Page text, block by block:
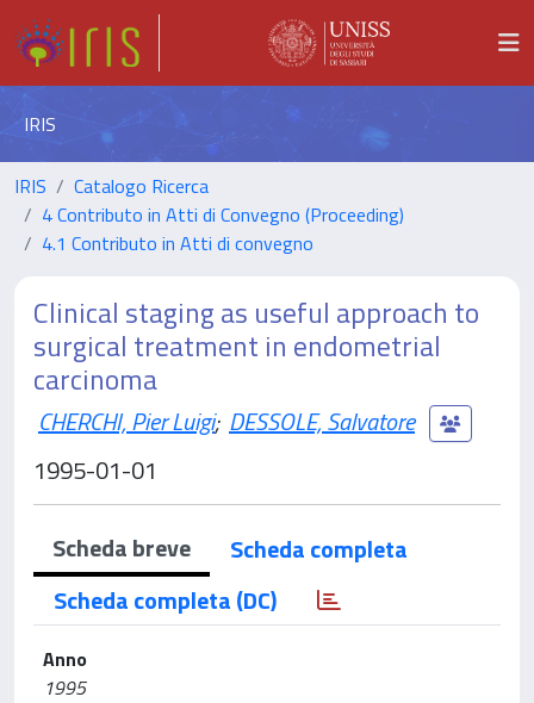
IRIS
IRIS
Catalogo Ricerca
4 Contributo in Atti di Convegno (Proceeding)
4.1 Contributo in Atti di convegno
Clinical staging as useful approach to
surgical treatment in endometrial
carcinoma
CHERCHI, Pier Luigi; DESSOLE, Salvatore
1995-01-01
Scheda breve
Scheda completa
Scheda completa (DC)
Anno
1995